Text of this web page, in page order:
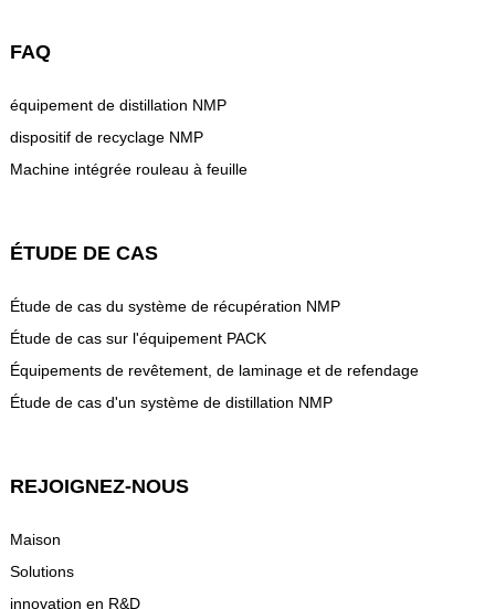
FAQ
équipement de distillation NMP
dispositif de recyclage NMP
Machine intégrée rouleau à feuille
ÉTUDE DE CAS
Étude de cas du système de récupération NMP
Étude de cas sur l'équipement PACK
Équipements de revêtement, de laminage et de refendage
Étude de cas d'un système de distillation NMP
REJOIGNEZ-NOUS
Maison
Solutions
innovation en R&D